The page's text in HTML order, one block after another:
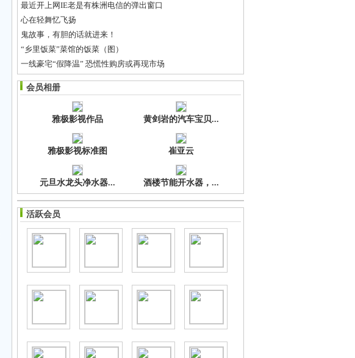
最近开上网IE老是有株洲电信的弹出窗口
心在轻舞忆飞扬
鬼故事，有胆的话就进来！
“乡里饭菜”菜馆的饭菜（图）
一线豪宅“假降温” 恐慌性购房或再现市场
为做女人 长沙小伙一个月内10次挥刀自宫(
沪昆高铁和长株潭城铁5月开建
会员相册
雅极影视作品 黄剑岩的汽车宝贝...
雅极影视标准图 崔亚云
元旦水龙头净水器... 酒楼节能开水器，...
活跃会员